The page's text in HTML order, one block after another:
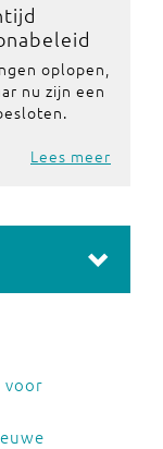
oplopen,
nu zijn een
Lees meer
voor